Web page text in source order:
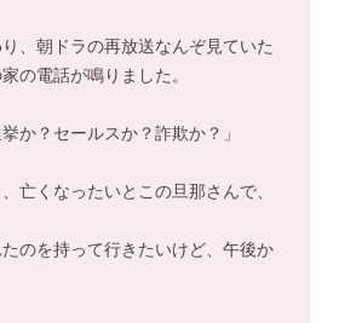
、朝ドラの再放送なんぞ見ていた
の電話が鳴りました。
か？セールスか？詐欺か？」
亡くなったいとこの旦那さんで、
たのを持って行きたいけど、午後か